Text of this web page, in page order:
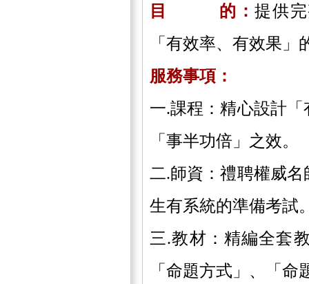
目 的：提供
「有效率、有效果」
服務事項：
一.課程：精心設計
「事半功倍」之效。
二.師資：禮聘權威
生有系統的準備考試
三.教材：精編全套
「命題方式」、「命